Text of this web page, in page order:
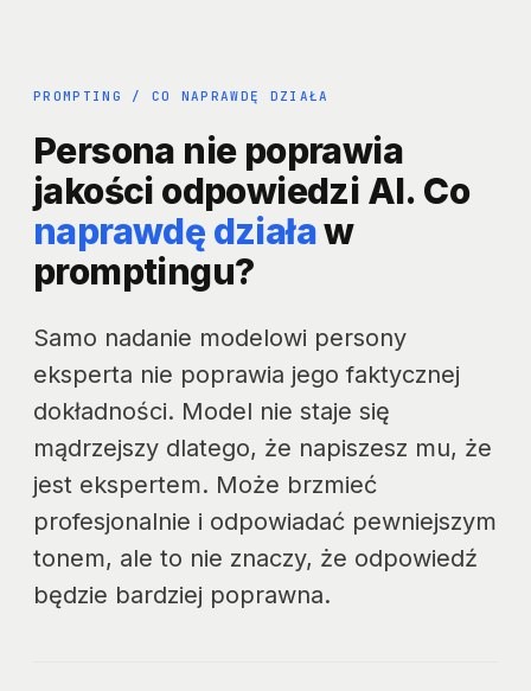
PROMPTING / CO NAPRAWDĘ DZIAŁA
Persona nie poprawia
jakości odpowiedzi AI. Co
naprawdę działaw
promptingu?
Samo nadanie modelowi persony
eksperta nie poprawia jego faktycznej
dokładności. Model nie staje się
mądrzejszy dlatego, że napiszesz mu, że
jest ekspertem. Może brzmieć
profesjonalnie i odpowiadać pewniejszym
tonem, ale to nie znaczy, że odpowiedź
będzie bardziej poprawna.